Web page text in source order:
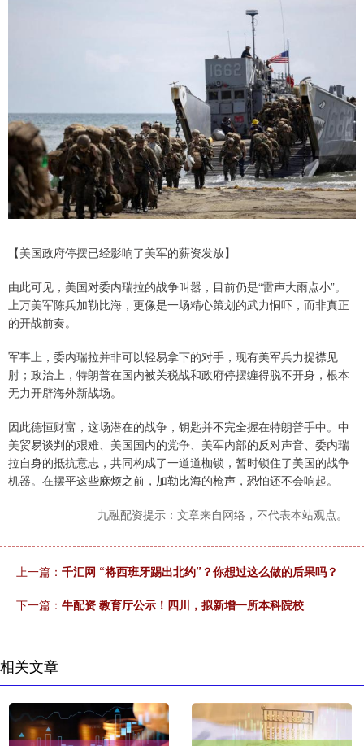
【美国政府停摆已经影响了美军的薪资发放】
由此可见，美国对委内瑞拉的战争叫嚣，目前仍是“雷声大雨点小”。
上万美军陈兵加勒比海，更像是一场精心策划的武力恫吓，而非真正
的开战前奏。
军事上，委内瑞拉并非可以轻易拿下的对手，现有美军兵力捉襟见
肘；政治上，特朗普在国内被关税战和政府停摆缠得脱不开身，根本
无力开辟海外新战场。
因此德恒财富，这场潜在的战争，钥匙并不完全握在特朗普手中。中
美贸易谈判的艰难、美国国内的党争、美军内部的反对声音、委内瑞
拉自身的抵抗意志，共同构成了一道道枷锁，暂时锁住了美国的战争
机器。在摆平这些麻烦之前，加勒比海的枪声，恐怕还不会响起。
九融配资提示：文章来自网络，不代表本站观点。
上一篇： 千汇网 “将西班牙踢出北约”？你想过这么做的后果吗？
下一篇： 牛配资 教育厅公示！四川，拟新增一所本科院校
相关文章